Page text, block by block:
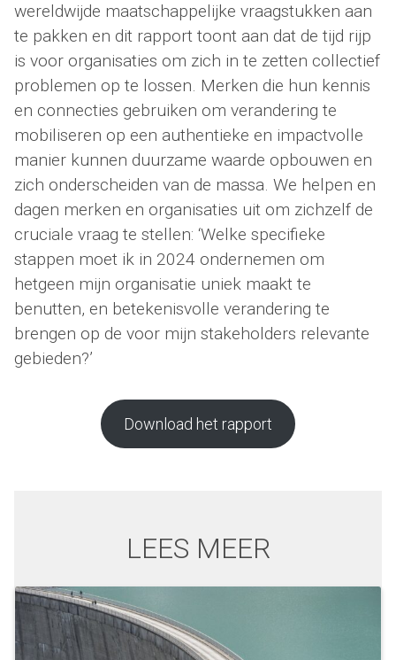
wereldwijde maatschappelijke vraagstukken aan
te pakken en dit rapport toont aan dat de tijd rijp
is voor organisaties om zich in te zetten collectief
problemen op te lossen. Merken die hun kennis
en connecties gebruiken om verandering te
mobiliseren op een authentieke en impactvolle
manier kunnen duurzame waarde opbouwen en
zich onderscheiden van de massa. We helpen en
dagen merken en organisaties uit om zichzelf de
cruciale vraag te stellen: ‘Welke specifieke
stappen moet ik in 2024 ondernemen om
hetgeen mijn organisatie uniek maakt te
benutten, en betekenisvolle verandering te
brengen op de voor mijn stakeholders relevante
gebieden?’
Download het rapport
LEES MEER